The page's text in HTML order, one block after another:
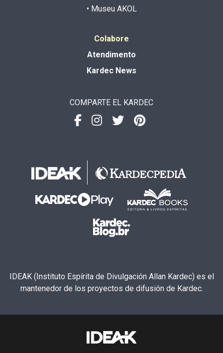
• Museu AKOL
Colabore
Atendimento
Kardec News
COMPARTE EL KARDEC
IDEAK (Instituto Espírita de Divulgación Allan Kardec) es el
mantenedor de los proyectos de difusión de Kardec.